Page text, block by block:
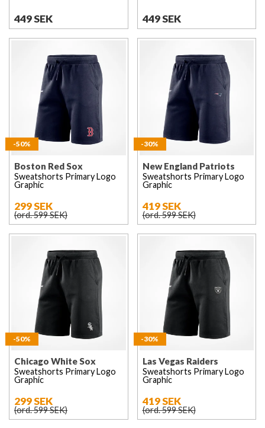
449 SEK 449 SEK
-50%
Boston Red Sox
Sweatshorts Primary Logo
Graphic
299 SEK
(ord. 599 SEK)
-30%
New England Patriots
Sweatshorts Primary Logo
Graphic
419 SEK
(ord. 599 SEK)
-50%
Chicago White Sox
Sweatshorts Primary Logo
Graphic
299 SEK
(ord. 599 SEK)
-30%
Las Vegas Raiders
Sweatshorts Primary Logo
Graphic
419 SEK
(ord. 599 SEK)